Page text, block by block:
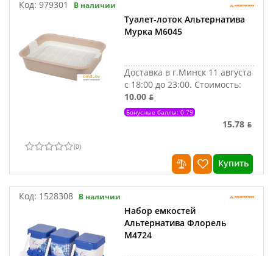
Код: 979301 В наличии
Туалет-лоток Альтернатива
Мурка М6045
Доставка в г.Минск 11 августа
с 18:00 до 23:00. Стоимость:
10.00 ƃ
Бонусные баллы: 0.79
15.78 ƃ
(0)
Купить
Код: 1528308 В наличии
Набор емкостей
Альтернатива Флорель
М4724